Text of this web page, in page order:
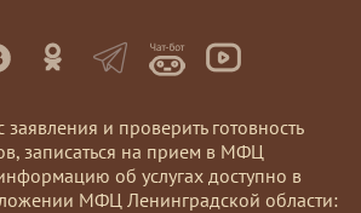
заявления и проверить готовность
записаться на прием в МФЦ
об услугах доступно в
МФЦ Ленинградской области: